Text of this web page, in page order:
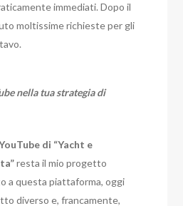
immediati. Dopo il
moltissime richieste per gli
nella tua strategia di
di “Yacht e
resta il mio progetto
a questa piattaforma, oggi
diverso e, francamente,